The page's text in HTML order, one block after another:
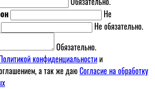
Не
Не обязательно.
Обязательно.
конфиденциальностии
а так же даюСогласие на обработку